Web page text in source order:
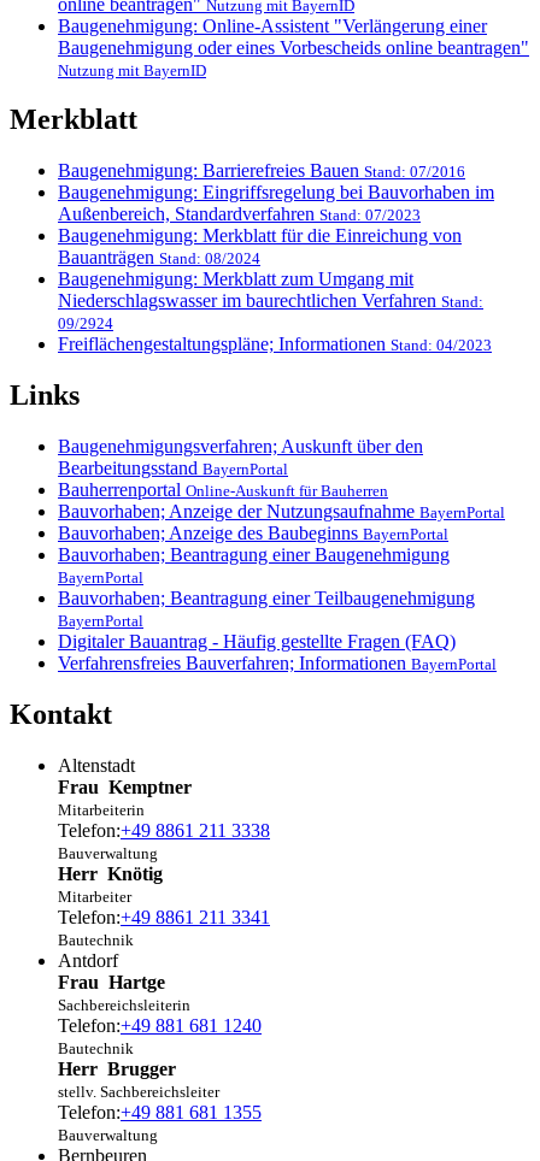
Nutzung mit BayernID
Baugenehmigung: Online-Assistent "Verlängerung einer
Baugenehmigung oder eines Vorbescheids online beantragen"
Nutzung mit BayernID
Merkblatt
Baugenehmigung: Barrierefreies Bauen Stand: 07/2016
Baugenehmigung: Eingriffsregelung bei Bauvorhaben im
Außenbereich, Standardverfahren Stand: 07/2023
Baugenehmigung: Merkblatt für die Einreichung von
Bauanträgen Stand: 08/2024
Baugenehmigung: Merkblatt zum Umgang mit
Niederschlagswasser im baurechtlichen Verfahren Stand:
09/2924
Freiflächengestaltungspläne; Informationen Stand: 04/2023
Links
Baugenehmigungsverfahren; Auskunft über den
Bearbeitungsstand BayernPortal
Bauherrenportal Online-Auskunft für Bauherren
Bauvorhaben; Anzeige der Nutzungsaufnahme BayernPortal
Bauvorhaben; Anzeige des Baubeginns BayernPortal
Bauvorhaben; Beantragung einer Baugenehmigung
BayernPortal
Bauvorhaben; Beantragung einer Teilbaugenehmigung
BayernPortal
Digitaler Bauantrag - Häufig gestellte Fragen (FAQ)
Verfahrensfreies Bauverfahren; Informationen BayernPortal
Kontakt
Altenstadt
Frau Kemptner
Mitarbeiterin
Telefon:+49 8861 211 3338
Bauverwaltung
Herr Knötig
Mitarbeiter
Telefon:+49 8861 211 3341
Bautechnik
Antdorf
Frau Hartge
Sachbereichsleiterin
Telefon:+49 881 681 1240
Bautechnik
Herr Brugger
stellv. Sachbereichsleiter
Telefon:+49 881 681 1355
Bauverwaltung
Bernbeuren